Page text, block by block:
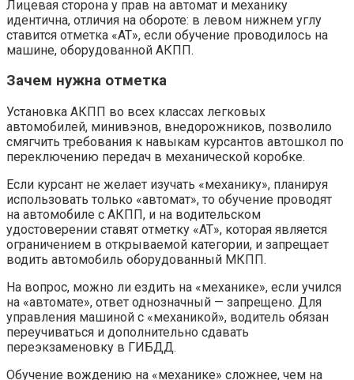
Лицевая сторона у прав на автомат и механику
идентична, отличия на обороте: в левом нижнем углу
ставится отметка «АТ», если обучение проводилось на
машине, оборудованной АКПП.
Зачем нужна отметка
Установка АКПП во всех классах легковых
автомобилей, минивэнов, внедорожников, позволило
смягчить требования к навыкам курсантов автошкол по
переключению передач в механической коробке.
Если курсант не желает изучать «механику», планируя
использовать только «автомат», то обучение проводят
на автомобиле с АКПП, и на водительском
удостоверении ставят отметку «АТ», которая является
ограничением в открываемой категории, и запрещает
водить автомобиль оборудованный МКПП.
На вопрос, можно ли ездить на «механике», если учился
на «автомате», ответ однозначный — запрещено. Для
управления машиной с «механикой», водитель обязан
переучиваться и дополнительно сдавать
переэкзаменовку в ГИБДД.
Обучение вождению на «механике» сложнее, чем на